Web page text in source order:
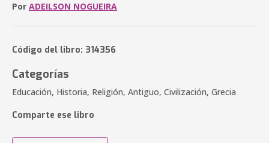
Por ADEILSON NOGUEIRA
Código del libro: 314356
Categorías
Educación, Historia, Religión, Antiguo, Civilización, Grecia
Comparte ese libro